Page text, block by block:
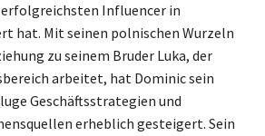
Influencer in
hat. Mit seinen polnischen Wurzeln
zu seinem Bruder Luka, der
arbeitet, hat Dominic sein
Geschäftsstrategien und
erheblich gesteigert. Sein